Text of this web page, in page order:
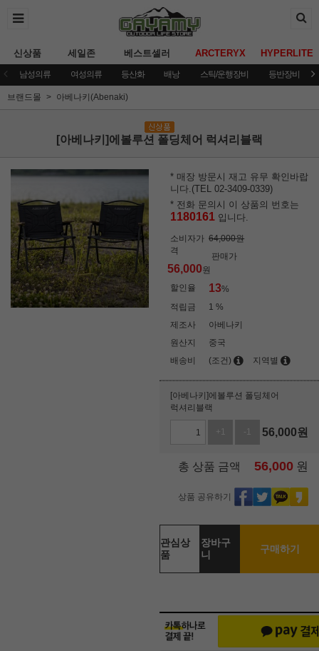
신상품 세일존 베스트셀러 ARCTERYX HYPERLITE
남성의류 여성의류 등산화 배낭 스틱/운행장비 등반장비
브랜드몰 아베나키(Abenaki)
[아베나키]에볼루션 폴딩체어 럭셔리블랙
* 매장 방문시 재고 유무 확인바랍
니다.(TEL 02-3409-0339)
* 전화 문의시 이 상품의 번호는
1180161 입니다.
소비자가
격
64,000원
판매가
56,000원
할인율
13%
적립금
1 %
제조사
아베나키
원산지
중국
배송비
(조건) 지역별
[아베나키]에볼루션 폴딩체어
럭셔리블랙
+1 -1 56,000원
총 상품 금액 56,000 원
상품 공유하기
관심상
품
장바구
니
구매하기